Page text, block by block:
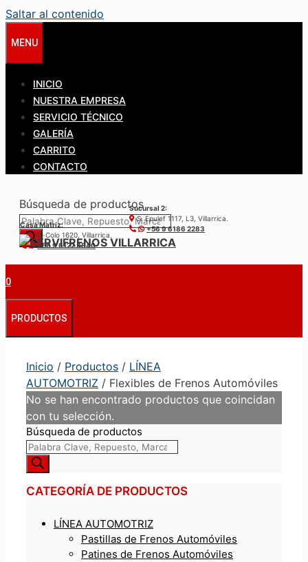
Saltar al contenido
MENU
INICIO
NUESTRA EMPRESA
SERVICIO TÉCNICO
GALERÍA
CARRITO
CONTACTO
Búsqueda de productos
Casa Matríz:
Colo-Colo 1620, Villarrica.
+56 9 6122 3840
Sucursal 2:
S. Epulef 1117, L3, Villarrica.
+56 9 6186 2283
0
PRODUCTOS
Inicio / Productos / LÍNEA
AUTOMOTRIZ / Flexibles de Frenos Automóviles
No se han encontrado productos que coincidan
con tu selección.
Búsqueda de productos
CATEGORÍA DE PRODUCTOS
LÍNEA AUTOMOTRIZ
Pastillas de Frenos Automóviles
Patines de Frenos Automóviles